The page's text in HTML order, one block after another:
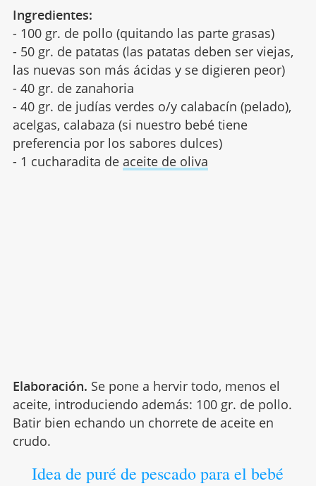
Ingredientes:
- 100 gr. de pollo (quitando las parte grasas)
- 50 gr. de patatas (las patatas deben ser viejas,
las nuevas son más ácidas y se digieren peor)
- 40 gr. de zanahoria
- 40 gr. de judías verdes o/y calabacín (pelado),
acelgas, calabaza (si nuestro bebé tiene
preferencia por los sabores dulces)
- 1 cucharadita de aceite de oliva
Elaboración. Se pone a hervir todo, menos el
aceite, introduciendo además: 100 gr. de pollo.
Batir bien echando un chorrete de aceite en
crudo.
Idea de puré de pescado para el bebé